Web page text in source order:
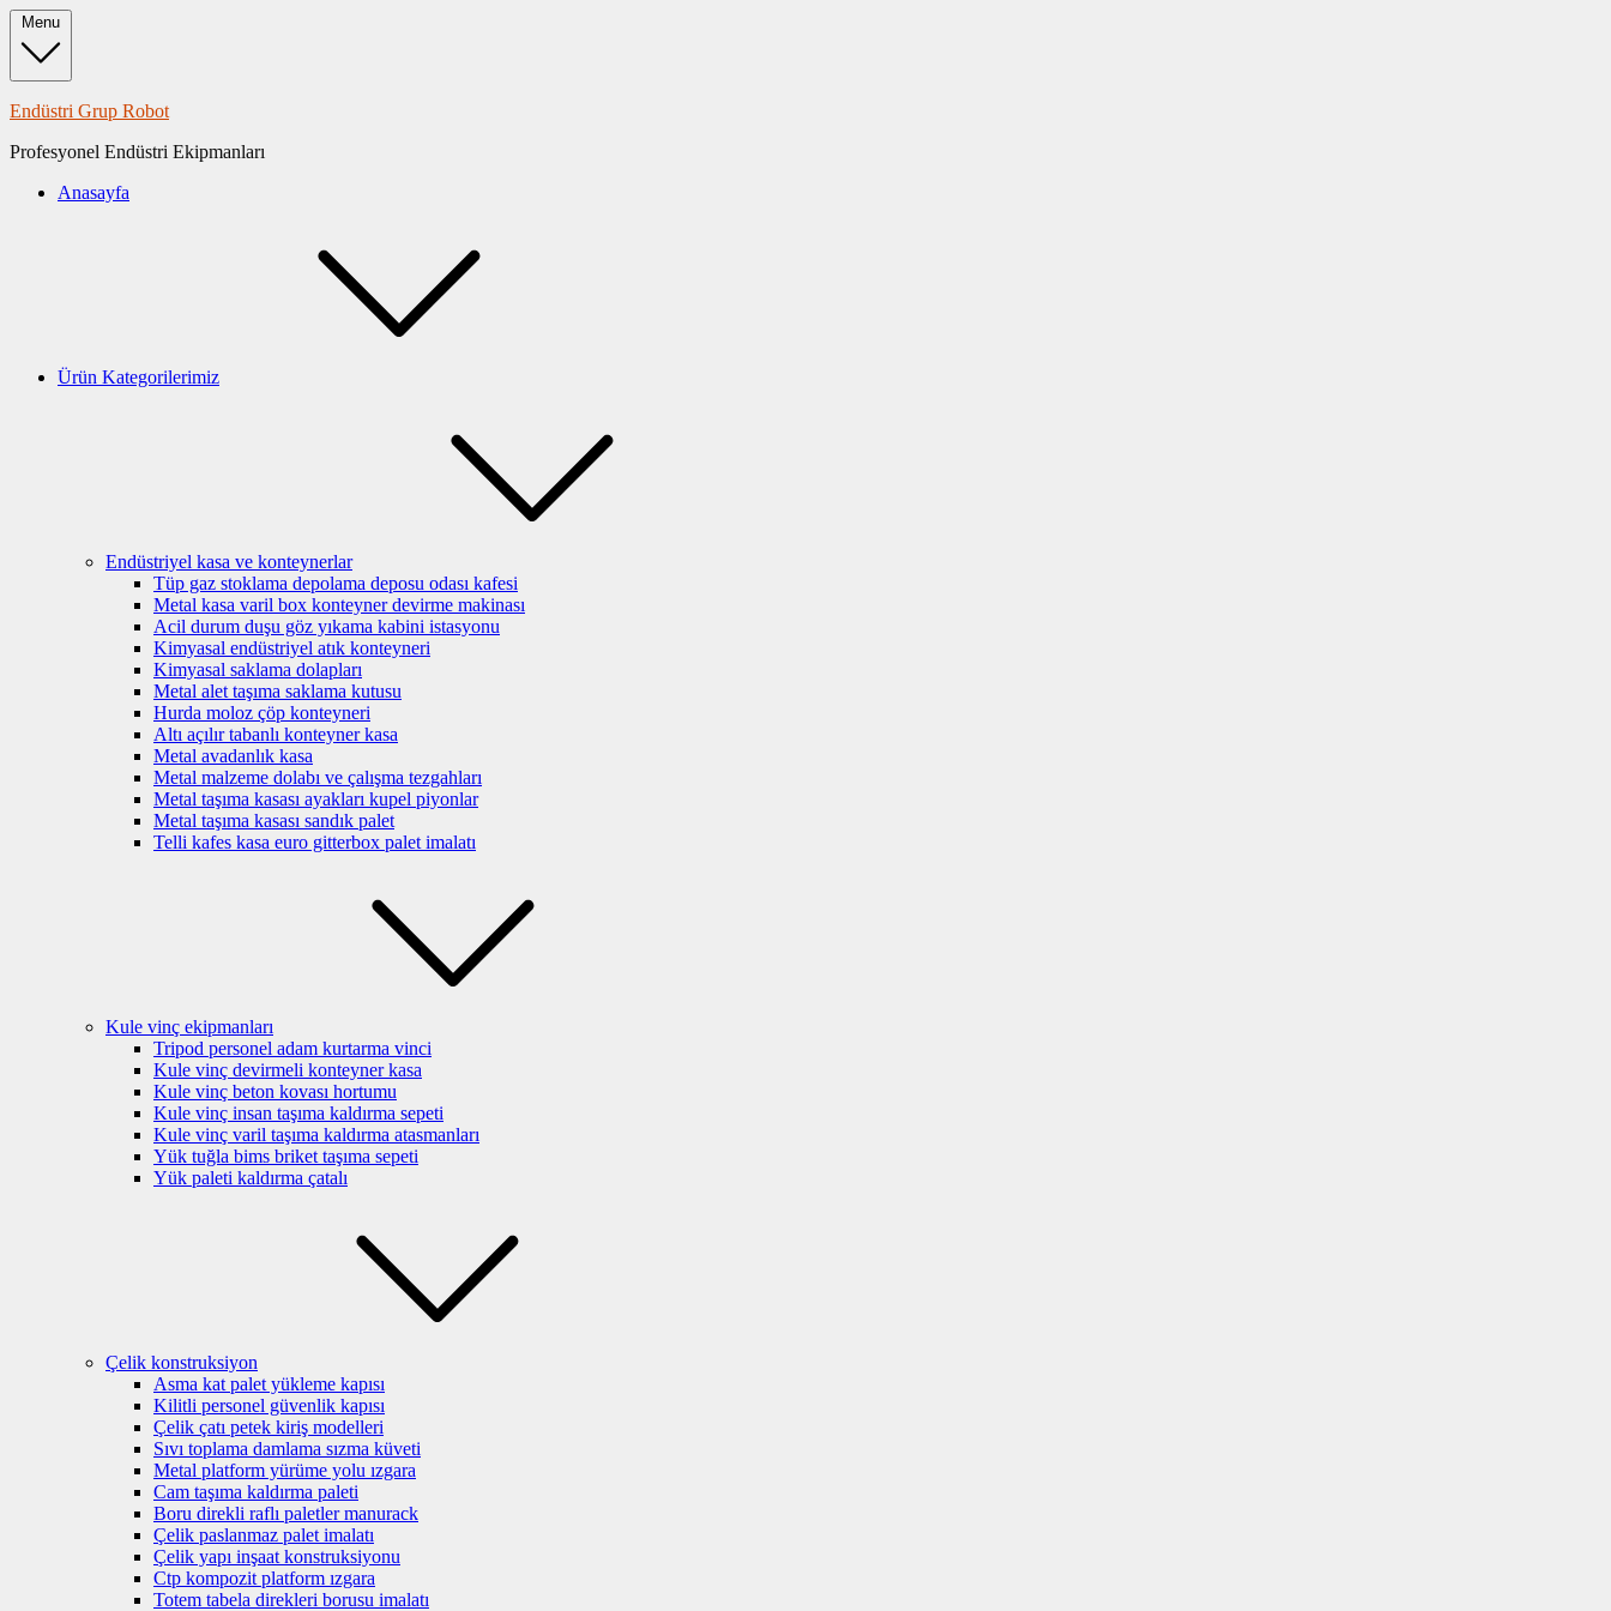
Skip
to
content
Menu
Endüstri Grup Robot
Profesyonel Endüstri Ekipmanları
Anasayfa
Ürün Kategorilerimiz
Endüstriyel kasa ve konteynerlar
Tüp gaz stoklama depolama deposu odası kafesi
Metal kasa varil box konteyner devirme makinası
Acil durum duşu göz yıkama kabini istasyonu
Kimyasal endüstriyel atık konteyneri
Kimyasal saklama dolapları
Metal alet taşıma saklama kutusu
Hurda moloz çöp konteyneri
Altı açılır tabanlı konteyner kasa
Metal avadanlık kasa
Metal malzeme dolabı ve çalışma tezgahları
Metal taşıma kasası ayakları kupel piyonlar
Metal taşıma kasası sandık palet
Telli kafes kasa euro gitterbox palet imalatı
Kule vinç ekipmanları
Tripod personel adam kurtarma vinci
Kule vinç devirmeli konteyner kasa
Kule vinç beton kovası hortumu
Kule vinç insan taşıma kaldırma sepeti
Kule vinç varil taşıma kaldırma atasmanları
Yük tuğla bims briket taşıma sepeti
Yük paleti kaldırma çatalı
Çelik konstruksiyon
Asma kat palet yükleme kapısı
Kilitli personel güvenlik kapısı
Çelik çatı petek kiriş modelleri
Sıvı toplama damlama sızma küveti
Metal platform yürüme yolu ızgara
Cam taşıma kaldırma paleti
Boru direkli raflı paletler manurack
Çelik paslanmaz palet imalatı
Çelik yapı inşaat konstruksiyonu
Ctp kompozit platform ızgara
Totem tabela direkleri borusu imalatı